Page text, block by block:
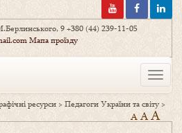
9+380 (44) 239-11-05
Мапа проїзду
Toggle
ресурси >Педагоги України та світу>
A AA